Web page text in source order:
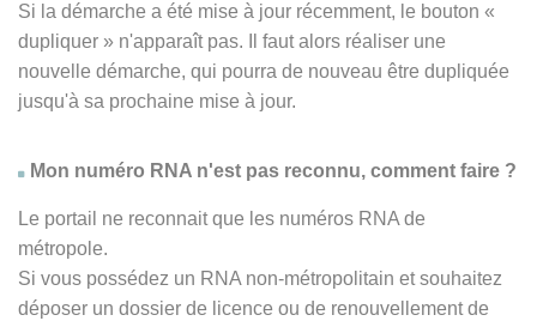
Si la démarche a été mise à jour récemment, le bouton «
dupliquer » n'apparaît pas. Il faut alors réaliser une
nouvelle démarche, qui pourra de nouveau être dupliquée
jusqu'à sa prochaine mise à jour.
Mon numéro RNA n'est pas reconnu, comment faire ?
Le portail ne reconnait que les numéros RNA de
métropole.
Si vous possédez un RNA non-métropolitain et souhaitez
déposer un dossier de licence ou de renouvellement de